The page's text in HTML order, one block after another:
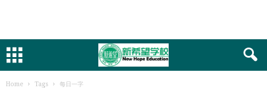
Home Tags 每日一字